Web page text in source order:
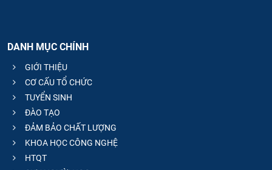
DANH MỤC CHÍNH
GIỚI THIỆU
CƠ CẤU TỔ CHỨC
TUYỂN SINH
ĐÀO TẠO
ĐẢM BẢO CHẤT LƯỢNG
KHOA HỌC CÔNG NGHỆ
HTQT